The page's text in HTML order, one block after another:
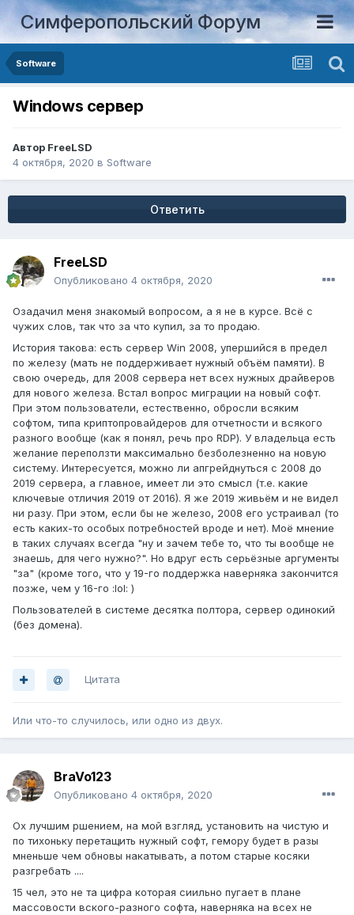
Симферопольский Форум
Software
Windows сервер
Автор FreeLSD
4 октября, 2020 в Software
Ответить
FreeLSD
Опубликовано 4 октября, 2020
Озадачил меня знакомый вопросом, а я не в курсе. Всё с
чужих слов, так что за что купил, за то продаю.
История такова: есть сервер Win 2008, упершийся в предел
по железу (мать не поддерживает нужный объём памяти). В
свою очередь, для 2008 сервера нет всех нужных драйверов
для нового железа. Встал вопрос миграции на новый софт.
При этом пользователи, естественно, обросли всяким
софтом, типа криптопровайдеров для отчетности и всякого
разного вообще (как я понял, речь про RDP). У владельца есть
желание переползти максимально безболезненно на новую
систему. Интересуется, можно ли апгрейднуться с 2008 до
2019 сервера, а главное, имеет ли это смысл (т.е. какие
ключевые отличия 2019 от 2016). Я же 2019 живьём и не видел
ни разу. При этом, если бы не железо, 2008 его устраивал (то
есть каких-то особых потребностей вроде и нет). Моё мнение
в таких случаях всегда "ну и зачем тебе то, что ты вообще не
знаешь, для чего нужно?". Но вдруг есть серьёзные аргументы
"за" (кроме того, что у 19-го поддержка наверняка закончится
позже, чем у 16-го :lol: )
Пользователей в системе десятка полтора, сервер одинокий
(без домена).
Цитата
Или что-то случилось, или одно из двух.
BraVo123
Опубликовано 4 октября, 2020
Ох лучшим ршением, на мой взгляд, установить на чистую и
по тихоньку перетащить нужный софт, гемору будет в разы
мненьше чем обновы накатывать, а потом старые косяки
разгребать ....
15 чел, это не та цифра которая сиильно пугает в плане
массовости вского-разного софта, наверняка на всех не